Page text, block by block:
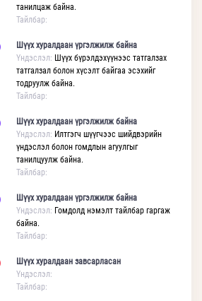
танилцаж байна.
Тайлбар:
Шүүх хуралдаан үргэлжилж байна
Үндэслэл: Шүүх бүрэлдэхүүнээс татгалзах
татгалзал болон хүсэлт байгаа эсэхийг
тодруулж байна.
Тайлбар:
Шүүх хуралдаан үргэлжилж байна
Үндэслэл: Илтгэгч шүүгчээс шийдвэрийн
үндэслэл болон гомдлын агуулгыг
танилцуулж байна.
Тайлбар:
Шүүх хуралдаан үргэлжилж байна
Үндэслэл: Гомдолд нэмэлт тайлбар гаргаж
байна.
Тайлбар:
Шүүх хуралдаан завсарласан
Үндэслэл:
Тайлбар: